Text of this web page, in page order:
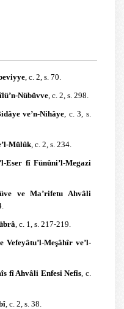
, c. 2, s. 70.
Nübüvve , c. 2, s. 298.
ve’n-Nihâye , c. 3, s.
Mülûk , c. 2, s. 234.
Eser fî Fünûni’l-Megazi
ve Ma’rifetu Ahvâli
, c. 1, s. 217-219.
Vefeyâtu’l-Meşâhîr ve’l-
fî Ahvâli Enfesi Nefîs , c.
, c. 2, s. 38.